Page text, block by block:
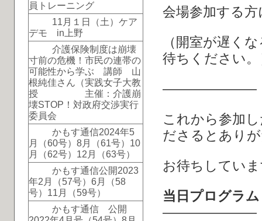
会場参加する
（開室が遅く
待ちください。
―――――――
これから参加
ださるとあり
お待ちしてい
当日プログラム
―――――――
員トレーニング
11月１日（土）ケア
デモ in上野
介護保険制度は崩壊
寸前の危機！市民の連帯の
可能性から学ぶ 講師 山
根純佳さん（実践女子大教
授 主催：介護崩
壊STOP！対政府交渉実行
委員会
かもす通信2024年5
月（60号）8月（61号）10
月（62号）12月（63号）
かもす通信公開2023
年2月（57号）6月（58
号）11月（59号）
かもす通信 公開